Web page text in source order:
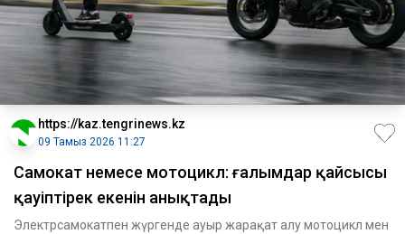
https://kaz.tengrinews.kz
09 Тамыз 2026 11:27
Самокат немесе мотоцикл: ғалымдар қайсысы
қауіптірек екенін анықтады
Электрсамокатпен жүргенде ауыр жарақат алу мотоцикл мен